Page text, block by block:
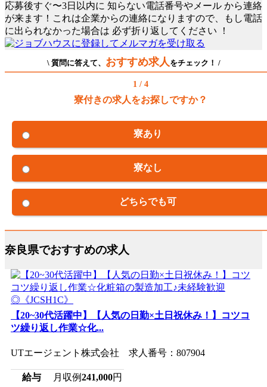
応募後すぐ〜3日以内に 知らない電話番号やメール から連絡
が来ます！これは企業からの連絡になりますので、もし電話
に出られなかった場合は 必ず折り返してください ！
\ 質問に答えて、 おすすめ求人をチェック！ /
1 / 4
寮付きの求人をお探しですか？
寮あり
寮なし
どちらでも可
奈良県でおすすめの求人
【20~30代活躍中】【人気の日勤×土日祝休み！】コツコ
ツ繰り返し作業☆化...
UTエージェント株式会社 求人番号：807904
給与 月収例241,000円